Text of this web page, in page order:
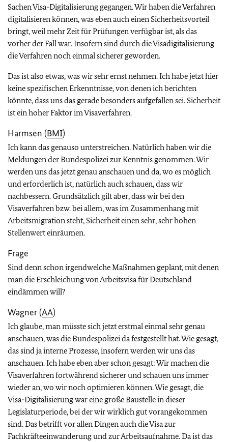
Sachen Visa-Digitalisierung gegangen. Wir haben die Verfahren
digitalisieren können, was eben auch einen Sicherheitsvorteil
bringt, weil mehr Zeit für Prüfungen verfügbar ist, als das
vorher der Fall war. Insofern sind durch die Visadigitalisierung
die Verfahren noch einmal sicherer geworden.
Das ist also etwas, was wir sehr ernst nehmen. Ich habe jetzt hier
keine spezifischen Erkenntnisse, von denen ich berichten
könnte, dass uns das gerade besonders aufgefallen sei. Sicherheit
ist ein hoher Faktor im Visaverfahren.
Harmsen (BMI)
Ich kann das genauso unterstreichen. Natürlich haben wir die
Meldungen der Bundespolizei zur Kenntnis genommen. Wir
werden uns das jetzt genau anschauen und da, wo es möglich
und erforderlich ist, natürlich auch schauen, dass wir
nachbessern. Grundsätzlich gilt aber, dass wir bei den
Visaverfahren bzw. bei allem, was im Zusammenhang mit
Arbeitsmigration steht, Sicherheit einen sehr, sehr hohen
Stellenwert einräumen.
Frage
Sind denn schon irgendwelche Maßnahmen geplant, mit denen
man die Erschleichung von Arbeitsvisa für Deutschland
eindämmen will?
Wagner (AA)
Ich glaube, man müsste sich jetzt erstmal einmal sehr genau
anschauen, was die Bundespolizei da festgestellt hat. Wie gesagt,
das sind ja interne Prozesse, insofern werden wir uns das
anschauen. Ich habe eben aber schon gesagt: Wir machen die
Visaverfahren fortwährend sicherer und schauen uns immer
wieder an, wo wir noch optimieren können. Wie gesagt, die
Visa-Digitalisierung war eine große Baustelle in dieser
Legislaturperiode, bei der wir wirklich gut vorangekommen
sind. Das betrifft vor allen Dingen auch die Visa zur
Fachkräfteeinwanderung und zur Arbeitsaufnahme. Da ist das